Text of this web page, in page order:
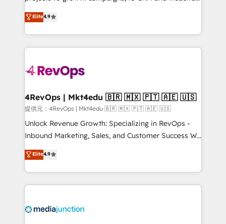
HubSpot experience ✔️Flexible pricing models —
Hourly-fee (assigned one Dedicated HubSpot
requirement). ✔️Helped over 25,000+ customers so
far with our HubSpot solutions. ✔️Bespoke apps &
on-demand bundle services. Connect with us today!
Hire an agency that's experienced in every inch of
HubSpot and willing to work hand-in-hand with your
team to simplify the complex and build a better
experience for your team and customers.
Elite4.9
4RevOps | Mkt4edu 🇧🇷 🇲🇽 🇵🇹 🇦🇪 🇺🇸
提供元：4RevOps | Mkt4edu 🇧🇷 🇲🇽 🇵🇹 🇦🇪 🇺🇸
Unlock Revenue Growth: Specializing in RevOps -
Inbound Marketing, Sales, and Customer Success We
specialize in driving revenue growth for companies
across industries through tailored marketing, sales,
and customer success strategies, utilizing RevOps
methodologies. As Latin America's largest HubSpot
offer unparalleled insights. Operating in five
Elite4.9